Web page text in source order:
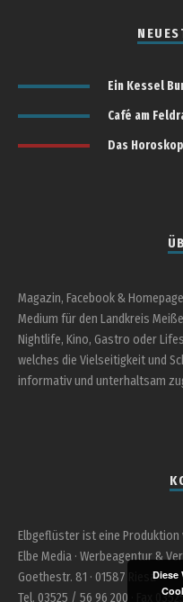
Ein Kessel
Café am
Das
Magazin, Facebook &
Medium für den Landkreis
Nightlife, Kino, Gastro oder
welches die Vielseitigkeit und
informativ und unterhaltsam
Elbgeflüster ist eine Produktion
Elbe Media · Werbeagentur &
Goethestr. 81 · 01587 Riesa
Tel. 03525 / 56 96 200 · Fax
Diese